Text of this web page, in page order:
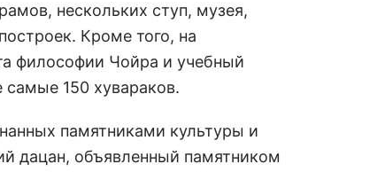
нескольких ступ, музея,
Кроме того, на
философии Чойра и учебный
самые 150 хувараков.
памятниками культуры и
дацан, объявленный памятником